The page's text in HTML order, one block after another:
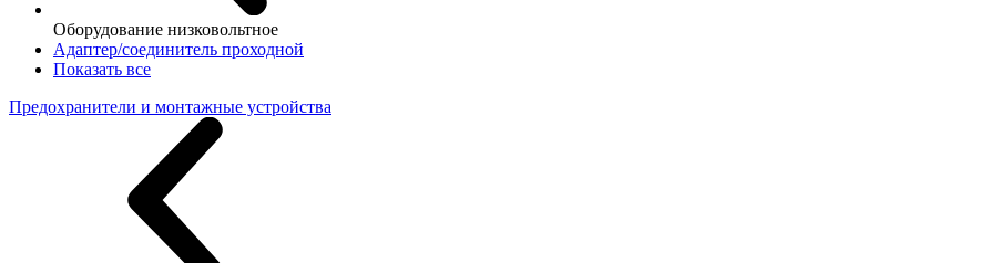
Оборудование низковольтное
Адаптер/соединитель проходной
Показать все
Предохранители и монтажные устройства